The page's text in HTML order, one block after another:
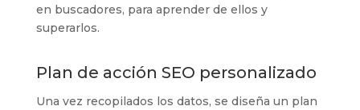
en buscadores, para aprender de ellos y
superarlos.
Plan de acción SEO personalizado
Una vez recopilados los datos, se diseña un plan